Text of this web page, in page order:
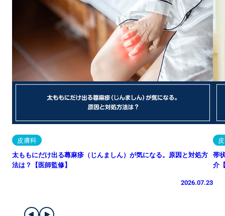
皮膚科
太ももにだけ出る蕁麻疹（じんましん）が気になる。原因と対処方
法は？【医師監修】
2026.07.23
帯
介